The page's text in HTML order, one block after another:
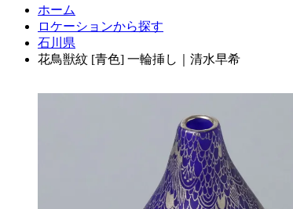
ホーム
ロケーションから探す
石川県
花鳥獣紋 [青色] 一輪挿し｜清水早希